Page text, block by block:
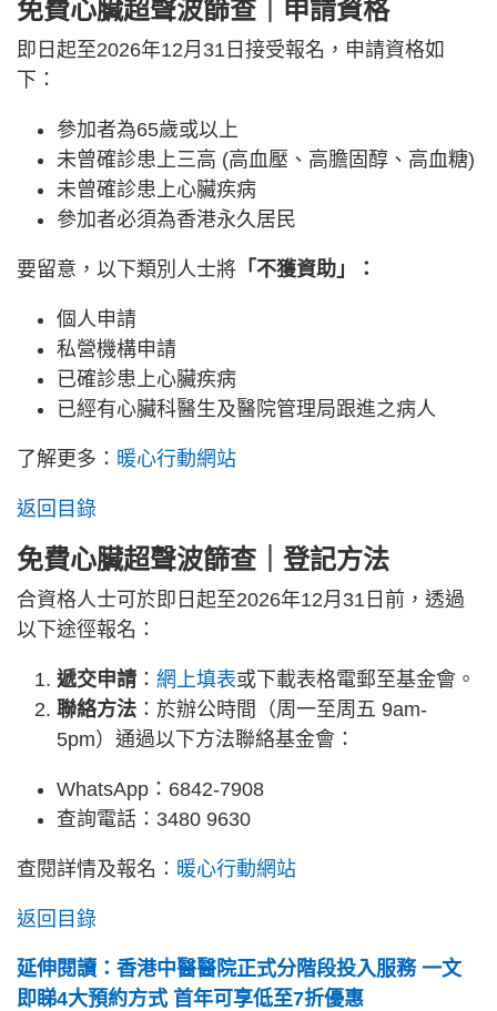
免費心臟超聲波篩查 ｜申請資格
即日起至2026年12月31日接受報名，申請資格如
下：
參加者為65歲或以上
未曾確診患上三高 (高血壓、高膽固醇、高血糖)
未曾確診患上心臟疾病
參加者必須為香港永久居民
要留意，以下類別人士將 「不獲資助」：
個人申請
私營機構申請
已確診患上心臟疾病
已經有心臟科醫生及醫院管理局跟進之病人
了解更多： 暖心行動網站
返回目錄
免費心臟超聲波篩查 ｜登記方法
合資格人士可於即日起至2026年12月31日前，透過
以下途徑報名：
遞交申請 ： 網上填表或下載表格電郵至基金會。
聯絡方法 ：於辦公時間（周一至周五 9am-
5pm）通過以下方法聯絡基金會：
WhatsApp：6842-7908
查詢電話：3480 9630
查閱詳情及報名： 暖心行動網站
返回目錄
延伸閱讀：香港中醫醫院正式分階段投入服務 一文
即睇4大預約方式 首年可享低至7折優惠